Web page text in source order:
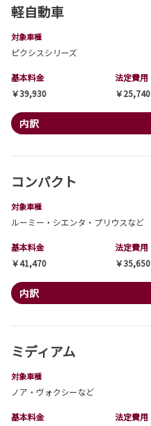
軽自動車
対象車種
ピクシスシリーズ
基本料金
￥39,930
法定費用
￥25,740
内訳
コンパクト
対象車種
ルーミー・シエンタ・プリウスなど
基本料金
￥41,470
法定費用
￥35,650
内訳
ミディアム
対象車種
ノア・ヴォクシーなど
基本料金
法定費用